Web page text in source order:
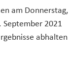
am Donnerstag,
2021
abhalten